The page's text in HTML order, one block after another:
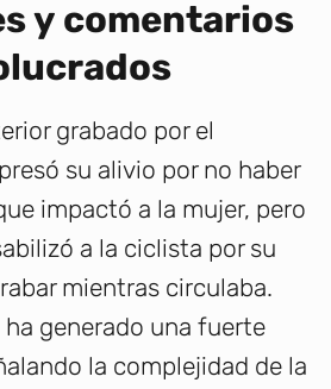
y comentarios
grabado por el
su alivio por no haber
impactó a la mujer, pero
a la ciclista por su
mientras circulaba.
generado una fuerte
la complejidad de la